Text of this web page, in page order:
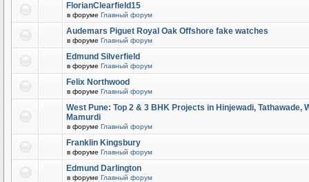
FlorianClearfield15
в форуме Главный форум
Audemars Piguet Royal Oak Offshore fake watches
в форуме Главный форум
Edmund Silverfield
в форуме Главный форум
Felix Northwood
в форуме Главный форум
West Pune: Top 2 & 3 BHK Projects in Hinjewadi, Tathawade,
Mamurdi
в форуме Главный форум
Franklin Kingsbury
в форуме Главный форум
Edmund Darlington
в форуме Главный форум